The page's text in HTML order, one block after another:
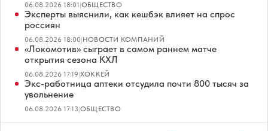
06.08.2026 18:01|ОБЩЕСТВО
Эксперты выяснили, как кешбэк влияет на спрос
россиян
06.08.2026 18:00|НОВОСТИ КОМПАНИЙ
«Локомотив» сыграет в самом раннем матче
открытия сезона КХЛ
06.08.2026 17:19|ХОККЕЙ
Экс-работница аптеки отсудила почти 800 тысяч за
увольнение
06.08.2026 17:13|ОБЩЕСТВО